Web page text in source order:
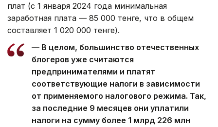
плат (с 1 января 2024 года минимальная
заработная плата — 85 000 тенге, что в общем
составляет 1 020 000 тенге).
— В целом, большинство отечественных
блогеров уже считаются
предпринимателями и платят
соответствующие налоги в зависимости
от применяемого налогового режима. Так,
за последние 9 месяцев они уплатили
налоги на сумму более 1 млрд 226 млн